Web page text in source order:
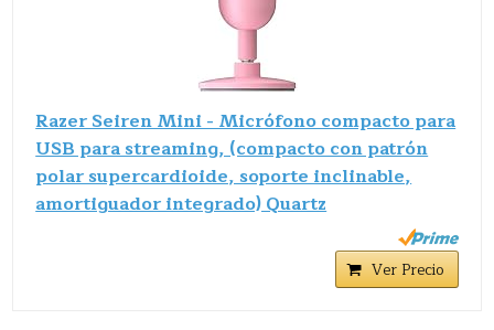
Razer Seiren Mini - Micrófono compacto para
USB para streaming, (compacto con patrón
polar supercardioide, soporte inclinable,
amortiguador integrado) Quartz
Ver Precio